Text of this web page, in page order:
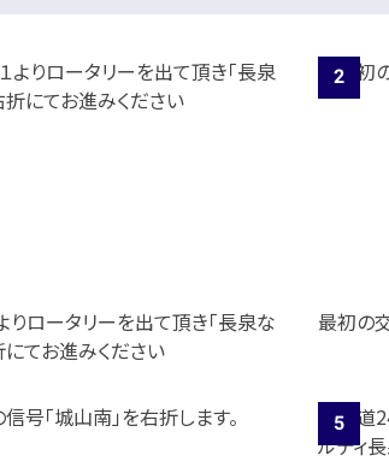
ロータリーを出て頂き「長泉な
てお進みください
最初の